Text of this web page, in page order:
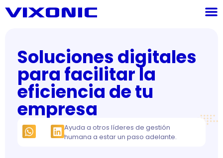
Soluciones digitales
para facilitar la
eficiencia de tu
empresa
Ayuda a otros líderes de gestión
humana a estar un paso adelante.